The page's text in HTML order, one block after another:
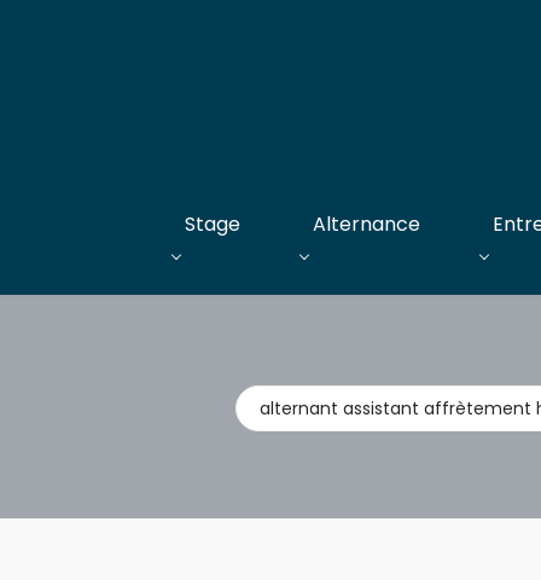
Stage Alternance
Métier,
entreprise,